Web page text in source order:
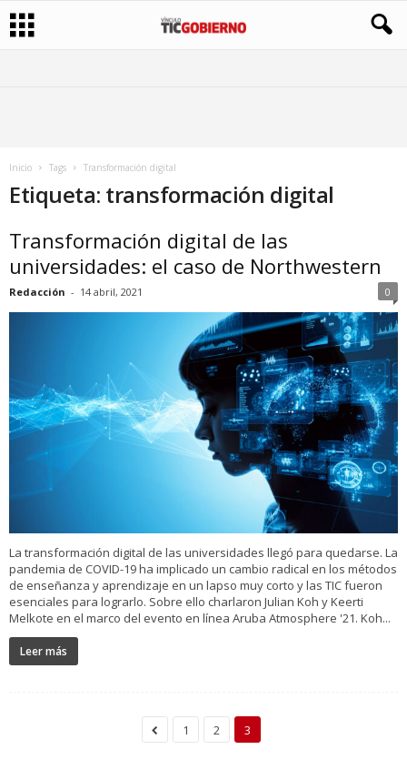
Inicio Tags Transformación digital
Etiqueta: transformación digital
Transformación digital de las
universidades: el caso de Northwestern
Redacción - 14 abril, 2021 0
La transformación digital de las universidades llegó para quedarse. La
pandemia de COVID-19 ha implicado un cambio radical en los métodos
de enseñanza y aprendizaje en un lapso muy corto y las TIC fueron
esenciales para lograrlo. Sobre ello charlaron Julian Koh y Keerti
Melkote en el marco del evento en línea Aruba Atmosphere '21. Koh...
Leer más
1 2 3